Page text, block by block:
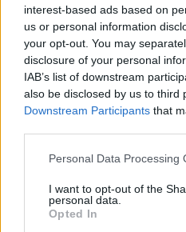
interest-based ads based on
us or personal information
your opt-out. You may
disclosure of your personal
IAB’s list of downstream
also be disclosed by us to third
Downstream Participants that
Personal Data Processing
I want to opt-out of the
personal data.
Opted In
Reakce na příspěvek#1229
To záleží na jeho osobnosti,
Ze Zemana jsou na větvi
kdyby byl bezvýznamný.
Přihlásit se a odpovědět
Reklama
sirStanley |